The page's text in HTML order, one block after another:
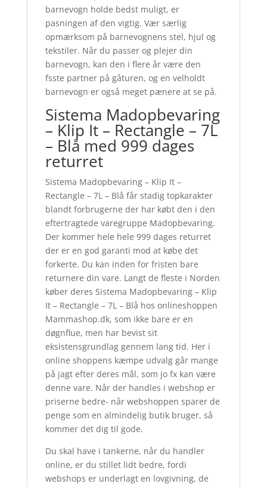
barnevogn holde bedst muligt, er
pasningen af den vigtig. Vær særlig
opmærksom på barnevognens stel, hjul og
tekstiler. Når du passer og plejer din
barnevogn, kan den i flere år være den
fsste partner på gåturen, og en velholdt
barnevogn er også meget pænere at se på.
Sistema Madopbevaring
– Klip It – Rectangle – 7L
– Blå med 999 dages
returret
Sistema Madopbevaring – Klip It –
Rectangle – 7L – Blå får stadig topkarakter
blandt forbrugerne der har købt den i den
eftertragtede varegruppe Madopbevaring.
Der kommer hele hele 999 dages returret
der er en god garanti mod at købe det
forkerte. Du kan inden for fristen bare
returnere din vare. Langt de fleste i Norden
køber deres Sistema Madopbevaring – Klip
It – Rectangle – 7L – Blå hos onlineshoppen
Mammashop.dk, som ikke bare er en
døgnflue, men har bevist sit
eksistensgrundlag gennem lang tid. Her i
online shoppens kæmpe udvalg går mange
på jagt efter deres mål, som jo fx kan være
denne vare. Når der handles i webshop er
priserne bedre- når webshoppen sparer de
penge som en almindelig butik bruger, så
kommer det dig til gode.
Du skal have i tankerne, når du handler
online, er du stillet lidt bedre, fordi
webshops er underlagt en lovgivning, de